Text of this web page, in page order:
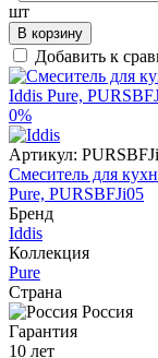
шт
В корзину
Добавить к
0%
Артикул:
Смеситель для
Pure, PURSBFJi05
Бренд
Iddis
Коллекция
Pure
Страна
Россия
Гарантия
10 лет